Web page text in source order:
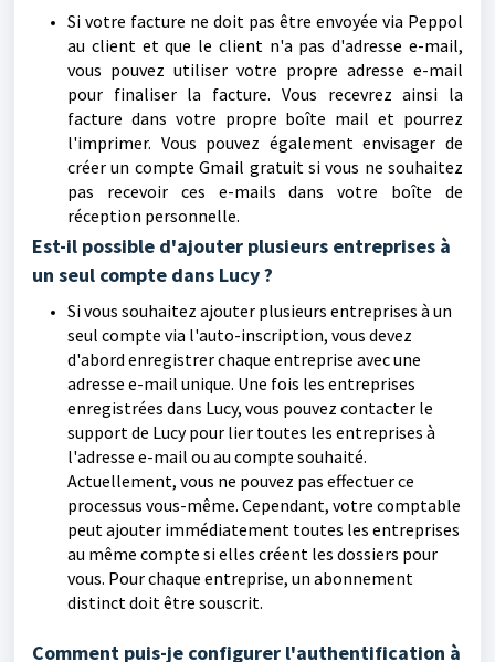
Si votre facture ne doit pas être envoyée via Peppol
au client et que le client n'a pas d'adresse e-mail,
vous pouvez utiliser votre propre adresse e-mail
pour finaliser la facture. Vous recevrez ainsi la
facture dans votre propre boîte mail et pourrez
l'imprimer. Vous pouvez également envisager de
créer un compte Gmail gratuit si vous ne souhaitez
pas recevoir ces e-mails dans votre boîte de
réception personnelle.
Est-il possible d'ajouter plusieurs entreprises à
un seul compte dans Lucy ?
Si vous souhaitez ajouter plusieurs entreprises à un
seul compte via l'auto-inscription, vous devez
d'abord enregistrer chaque entreprise avec une
adresse e-mail unique. Une fois les entreprises
enregistrées dans Lucy, vous pouvez contacter le
support de Lucy pour lier toutes les entreprises à
l'adresse e-mail ou au compte souhaité.
Actuellement, vous ne pouvez pas effectuer ce
processus vous-même. Cependant, votre comptable
peut ajouter immédiatement toutes les entreprises
au même compte si elles créent les dossiers pour
vous. Pour chaque entreprise, un abonnement
distinct doit être souscrit.
Comment puis-je configurer l'authentification à